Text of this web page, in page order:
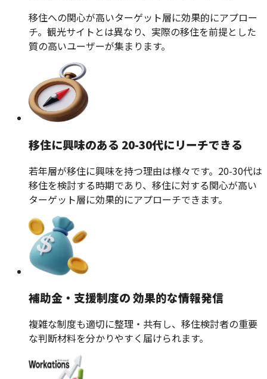
移住への関心が高いターゲット層に効果的にアプロー
チ。観光サイトとは異なり、実際の移住を前提とした
質の高いユーザーが集まります。
移住に興味のある 20-30代にリーチできる
若年層が移住に興味を持つ理由は様々です。20-30代は
移住を検討する時期であり、移住に対する関心が高い
ターゲット層に効果的にアプローチできます。
補助金・支援制度の 効果的な情報発信
複雑な制度も適切に整理・共有し、移住検討者の重要
な判断材料を分かりやすく届けられます。